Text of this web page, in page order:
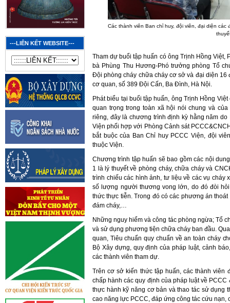
---LIÊN KẾT WEBSITE---
Các thành viên Ban chỉ huy, đội viên, đại diện các
Tham dự buổi tập huấn có ông Trịnh Hồng
bà Phùng Thu Hương-Phó trưởng phòng Tổ
Đội phòng cháy chữa cháy cơ sở và đại diện 16
cơ quan, số 389 Đội Cấn, Ba Đình, Hà Nội.
Phát biểu tại buổi tập huấn, ông Trịnh Hồng
quan trọng trong toàn xã hội nói chung và
riêng, đây là chương trình định kỳ hằng năm
Viện phối hợp với Phòng Cảnh sát
bắt buộc của Ban Chỉ huy PCCC Viện, đội
thuộc Viện.
Chương trình tập huấn sẽ bao gồm các nội
1 là lý thuyết về phòng cháy, chữa cháy và
trình chiếu các hình ảnh, tư liệu về các vụ cháy
số lượng người thương vong lớn, do đó đòi
thức thực tiễn. Trong đó có các phương án
đám cháy,…
Những nguy hiểm và công tác phòng ngừa; Tổ
và sử dụng phương tiện chữa cháy ban đầu.
quan, Tiêu chuẩn quy chuẩn về an toàn cháy
Bộ Xây dựng, quy định của pháp luật, cảnh
các thành viên tham dự.
Trên cơ sở kiến thức tập huấn, các thành viên
chấp hành các quy định của pháp luật về
thực hành kỹ năng cơ bản và thao tác sử dụng
cao năng lực PCCC, đáp ứng công tác cứu nạn,